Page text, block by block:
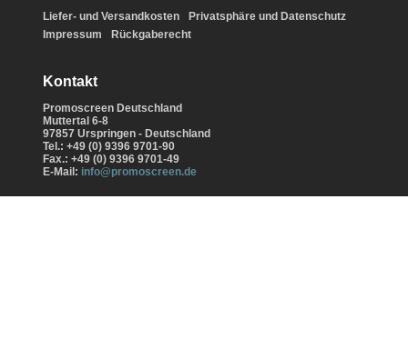
Liefer- und Versandkosten
Privatsphäre und Datenschutz
Impressum
Rückgaberecht
Kontakt
Promoscreen Deutschland
Muttertal 6-8
97857 Urspringen - Deutschland
Tel.: +49 (0) 9396 9701-90
Fax.: +49 (0) 9396 9701-49
E-Mail: info@promoscreen.de